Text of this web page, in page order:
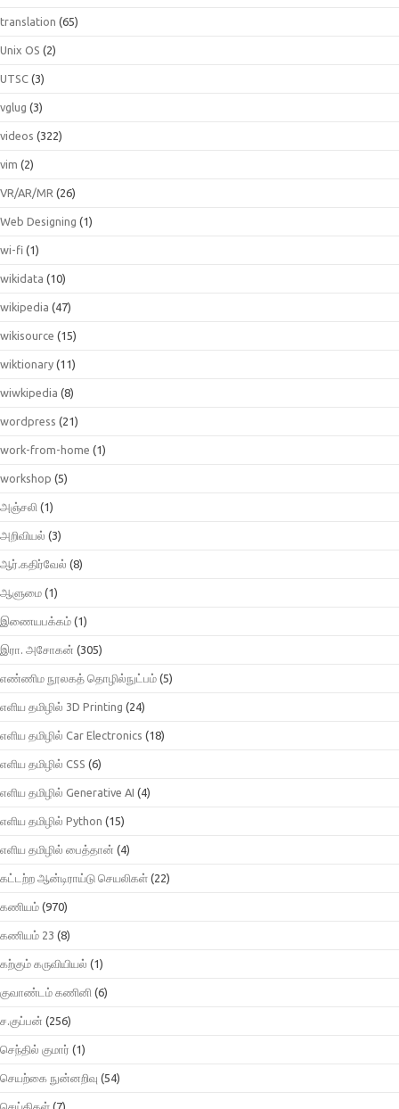
translation (65)
Unix OS (2)
UTSC (3)
vglug (3)
videos (322)
vim (2)
VR/AR/MR (26)
Web Designing (1)
wi-fi (1)
wikidata (10)
wikipedia (47)
wikisource (15)
wiktionary (11)
wiwkipedia (8)
wordpress (21)
work-from-home (1)
workshop (5)
அஞ்சலி (1)
அறிவியல் (3)
ஆர்.கதிர்வேல் (8)
ஆளுமை (1)
இணையபக்கம் (1)
இரா. அசோகன் (305)
எண்ணிம நூலகத் தொழில்நுட்பம் (5)
எளிய தமிழில் 3D Printing (24)
எளிய தமிழில் Car Electronics (18)
எளிய தமிழில் CSS (6)
எளிய தமிழில் Generative AI (4)
எளிய தமிழில் Python (15)
எளிய தமிழில் பைத்தான் (4)
கட்டற்ற ஆன்டிராய்டு செயலிகள் (22)
கணியம் (970)
கணியம் 23 (8)
கற்கும் கருவியியல் (1)
குவாண்டம் கணினி (6)
ச.குப்பன் (256)
செந்தில் குமார் (1)
செயற்கை நுன்னறிவு (54)
செய்திகள் (7)